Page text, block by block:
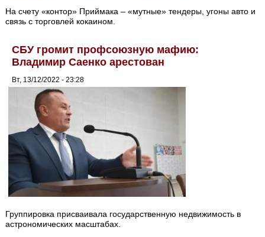
На счету «контор» Приймака – «мутные» тендеры, угоны авто и
связь с торговлей кокаином.
СБУ громит профсоюзную мафию:
Владимир Саенко арестован
Вт, 13/12/2022 - 23:28
Группировка присваивала государственную недвижимость в
астрономических масштабах.